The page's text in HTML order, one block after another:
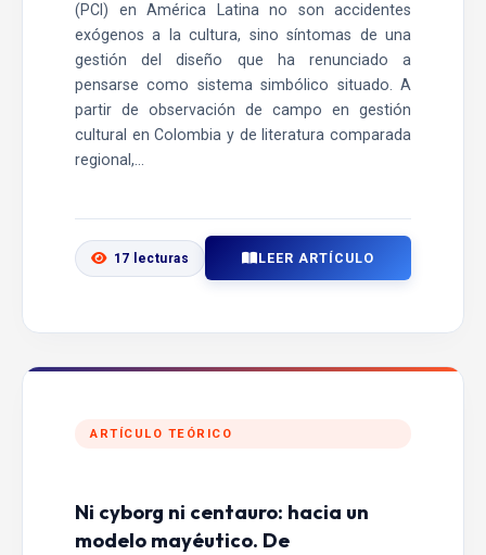
(PCI) en América Latina no son accidentes
exógenos a la cultura, sino síntomas de una
gestión del diseño que ha renunciado a
pensarse como sistema simbólico situado. A
partir de observación de campo en gestión
cultural en Colombia y de literatura comparada
regional,...
17 lecturas LEER ARTÍCULO
ARTÍCULO TEÓRICO
Ni cyborg ni centauro: hacia un
modelo mayéutico. De